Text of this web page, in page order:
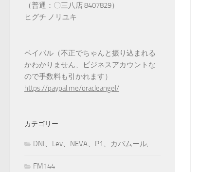
（普通：〇三八店 8407829）
ヒグチ ノリユキ
ペイパル（不正でちゃんと振り込まれる
かわかりません、ビジネスアカウントな
ので手数料も引かれます）
https://paypal.me/oracleangel/
カテゴリー
DNI、Lev、NEVA、P1、カバムール,
FM144